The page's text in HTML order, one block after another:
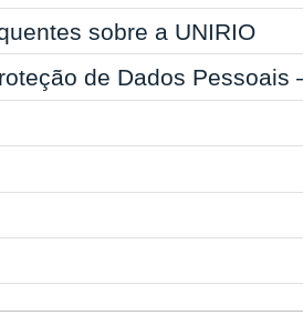
sobre a UNIRIO
de Dados Pessoais